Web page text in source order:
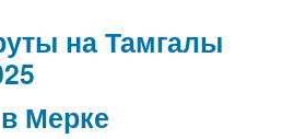
на Тамгалы
Мерке